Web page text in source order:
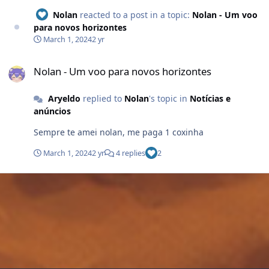
Nolan reacted to a post in a topic: Nolan - Um voo
para novos horizontes
March 1, 20242 yr
Nolan - Um voo para novos horizontes
Aryeldo replied to Nolan's topic in Notícias e
anúncios
Sempre te amei nolan, me paga 1 coxinha
March 1, 20242 yr 4 replies 2